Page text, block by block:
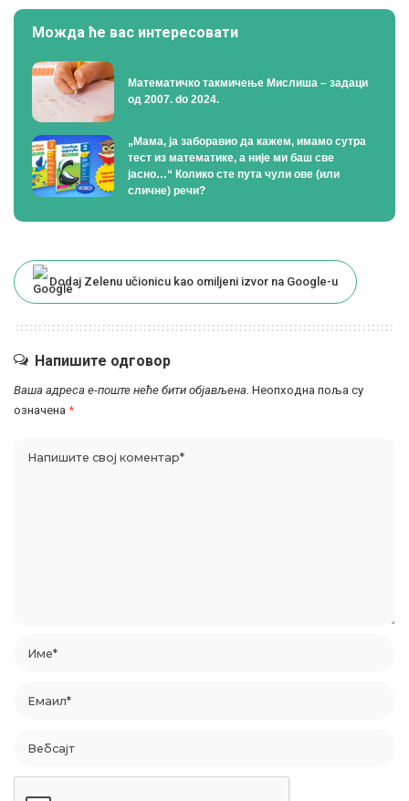
Можда ће вас интересовати
Математичко такмичење Мислиша – задаци
од 2007. do 2024.
„Мама, ја заборавио да кажем, имамо сутра
тест из математике, а није ми баш све
јасно…“ Колико сте пута чули ове (или
сличне) речи?
Dodaj Zelenu učionicu kao omiljeni izvor na Google-u
Напишите одговор
Ваша адреса е-поште неће бити објављена. Неопходна поља су
означена *